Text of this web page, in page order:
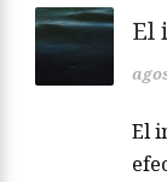
El
El